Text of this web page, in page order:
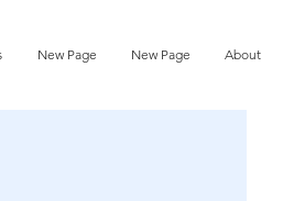
New Page New Page About